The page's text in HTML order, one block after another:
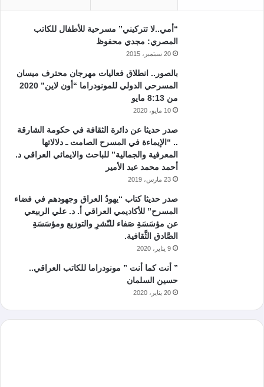
“أمي..لا تتركيني” مسرحية للأطفال للكاتب
المصري: مجدي محفوظ
20 سبتمبر، 2015
بالصور.. انطلاق فعاليات مهرجان محترف ميسان
المسرحي الدولي للمونودراما “أون لاين” 2020
من 8:13 مايو
10 مايو، 2020
صدر حديثا عن دائرة الثقافة في حكومة الشارقة
.. “الإيماءة في المسرح الصامت ـ دلالاتها
المعرفية والجمالية” للباحث والايمائي العراقي د.
أحمد محمد عبد الأمير
23 مارس، 2019
صدر حديثا كتاب “يهودُ العراق وجهودهم في فضاء
المسرح” للأكاديمي العراقي أ. د. علي الربيعي
عن مؤسَسَةِ صَفاء للنّشرِ والتوزيع ومؤسَسَةِ
الصَّادق الثَّقافية.
9 يناير، 2020
” أنت كما أنت ” مونودراما للكاتب العراقي..
حسين السلمان
20 يناير، 2020